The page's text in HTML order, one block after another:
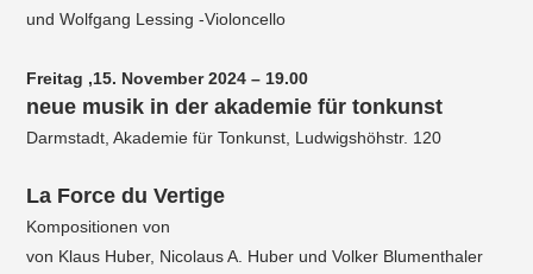
und Wolfgang Lessing -Violoncello
Freitag ,15. November 2024 – 19.00
neue musik in der akademie für tonkunst
Darmstadt, Akademie für Tonkunst, Ludwigshöhstr. 120
La Force du Vertige
Kompositionen von
von Klaus Huber, Nicolaus A. Huber und Volker Blumenthaler